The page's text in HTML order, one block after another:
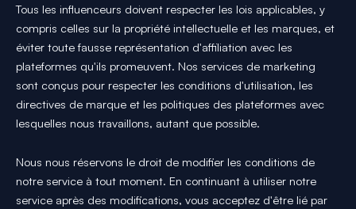
Tous les influenceurs doivent respecter les lois applicables, y
compris celles sur la propriété intellectuelle et les marques, et
éviter toute fausse représentation d'affiliation avec les
plateformes qu'ils promeuvent. Nos services de marketing
sont conçus pour respecter les conditions d'utilisation, les
directives de marque et les politiques des plateformes avec
lesquelles nous travaillons, autant que possible.
Nous nous réservons le droit de modifier les conditions de
notre service à tout moment. En continuant à utiliser notre
service après des modifications, vous acceptez d'être lié par